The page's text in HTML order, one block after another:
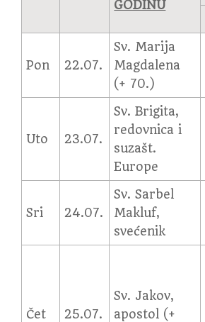
GODINU
Pon 22.07.
Sv. Marija
Magdalena
(+ 70.)
Uto 23.07.
Sv. Brigita,
redovnica i
suzašt.
Europe
Sri 24.07.
Sv. Sarbel
Makluf,
svećenik
Čet 25.07.
Sv. Jakov,
apostol (+